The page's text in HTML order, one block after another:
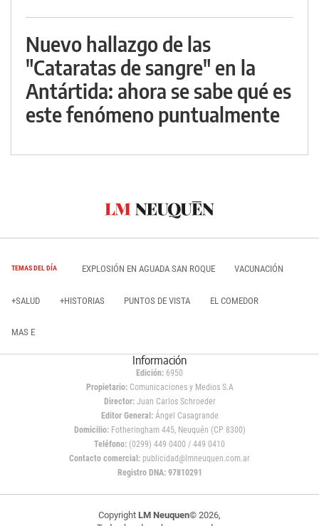
Nuevo hallazgo de las
"Cataratas de sangre" en la
Antártida: ahora se sabe qué es
este fenómeno puntualmente
TEMAS DEL DÍA EXPLOSIÓN EN AGUADA SAN ROQUE VACUNACIÓN
+SALUD +HISTORIAS PUNTOS DE VISTA EL COMEDOR
MAS E
Información
Edición: 6950
Propietario:Comunicaciones y Medios S.A
Director: Juan Carlos Schroeder
Editor General:Ángel Casagrande
Domicilio:Fotheringham 445, Neuquén (CP 8300)
Teléfono: (0299) 449 0400 / 449 0410
Contacto comercial: publicidad@lmneuquen.com.ar
Registro DNA: 97810291
Copyright LM Neuquen© 2026,